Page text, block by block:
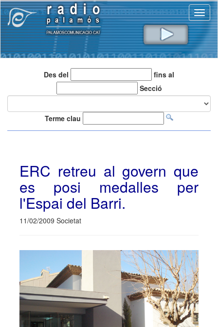
Des del
fins al
Secció
Terme clau
ERC retreu al govern que
es posi medalles per
l'Espai del Barri.
11/02/2009 Societat